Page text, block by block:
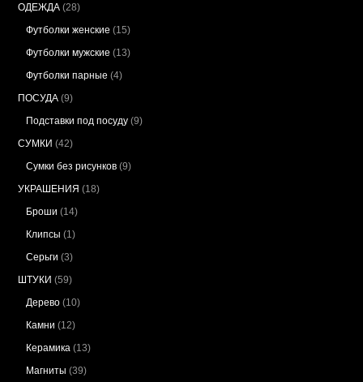
ОДЕЖДА (28)
Футболки женские (15)
Футболки мужские (13)
Футболки парные (4)
ПОСУДА (9)
Подставки под посуду (9)
СУМКИ (42)
Сумки без рисунков (9)
УКРАШЕНИЯ (18)
Броши (14)
Клипсы (1)
Серьги (3)
ШТУКИ (59)
Дерево (10)
Камни (12)
Керамика (13)
Магниты (39)